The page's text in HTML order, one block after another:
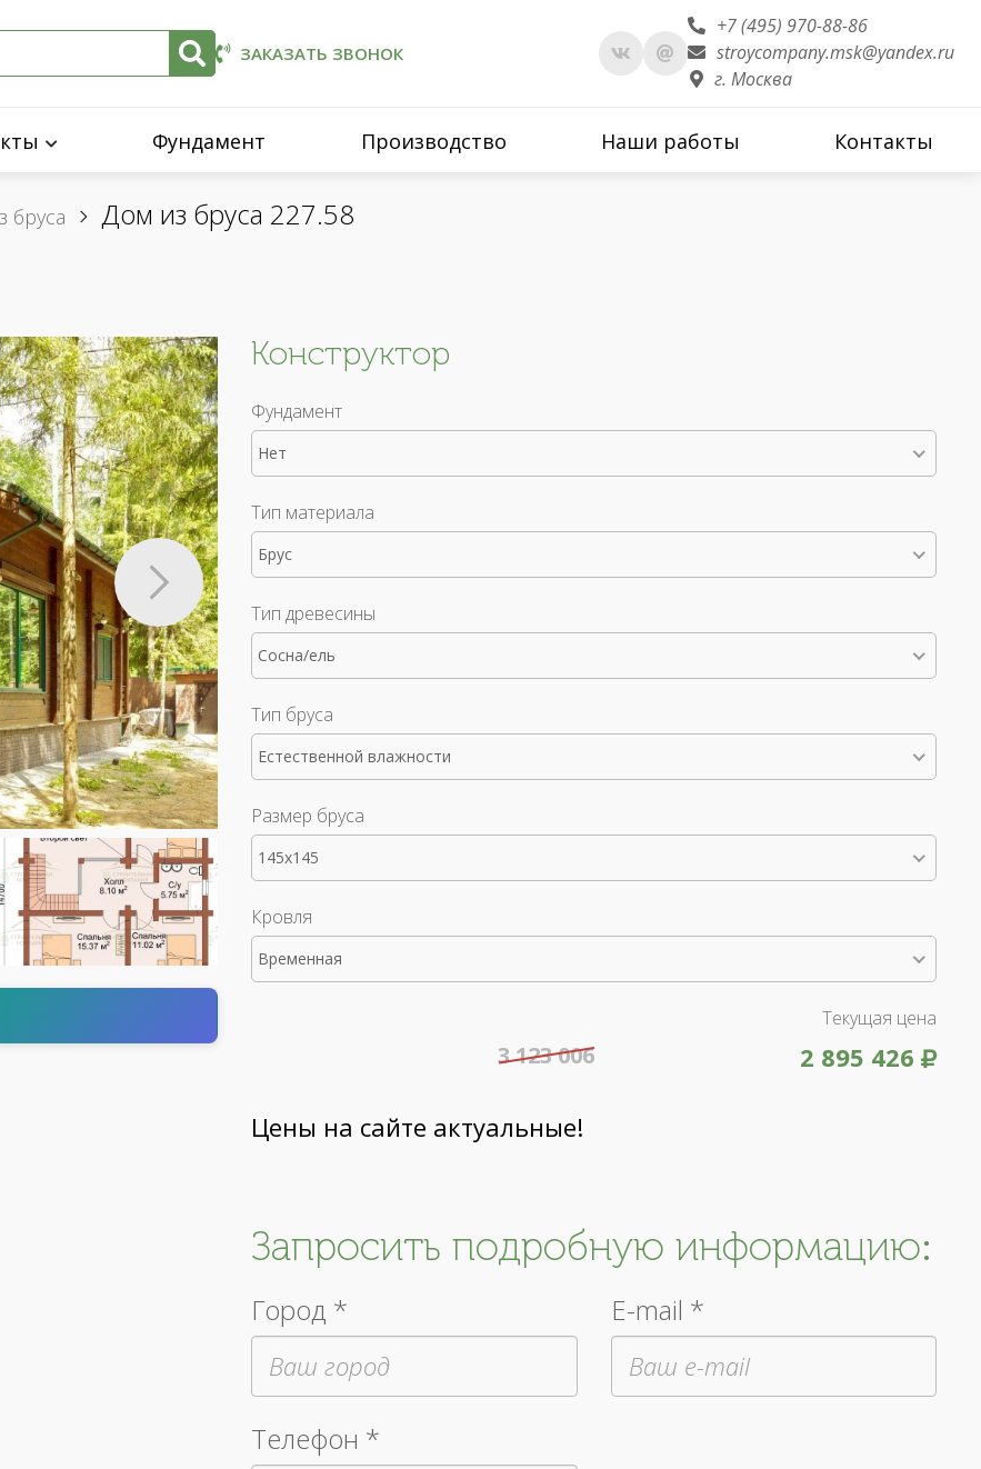
ЗАКАЗАТЬ ЗВОНОК
+7 (495) 970-88-86
stroycompany.msk@yandex.ru
г. Москва
Фундамент Производство Наши работы Контакты
бруса Дом из бруса 227.58
Конструктор
Фундамент
Нет
Тип материала
Брус
Тип древесины
Сосна/ель
Тип бруса
Естественной влажности
Размер бруса
145x145
Кровля
Временная
Текущая цена
2 895 426
3 123 006
Цены на сайте актуальные!
Запросить подробную информацию:
Город * E-mail *
Телефон *